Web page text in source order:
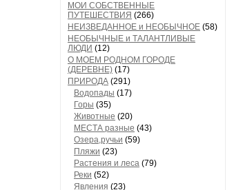
МОИ СОБСТВЕННЫЕ
ПУТЕШЕСТВИЯ (266)
НЕИЗВЕДАННОЕ и НЕОБЫЧНОЕ (58)
НЕОБЫЧНЫЕ и ТАЛАНТЛИВЫЕ
ЛЮДИ (12)
О МОЕМ РОДНОМ ГОРОДЕ
(ДЕРЕВНЕ) (17)
ПРИРОДА (291)
Водопады (17)
Горы (35)
Животные (20)
МЕСТА разные (43)
Озера,ручьи (59)
Пляжи (23)
Растения и леса (79)
Реки (52)
Явления (23)